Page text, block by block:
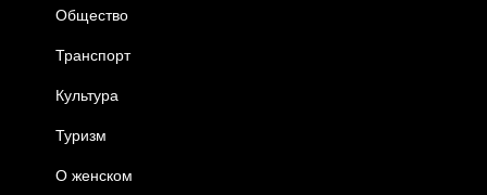
Общество
Транспорт
Культура
Туризм
О женском